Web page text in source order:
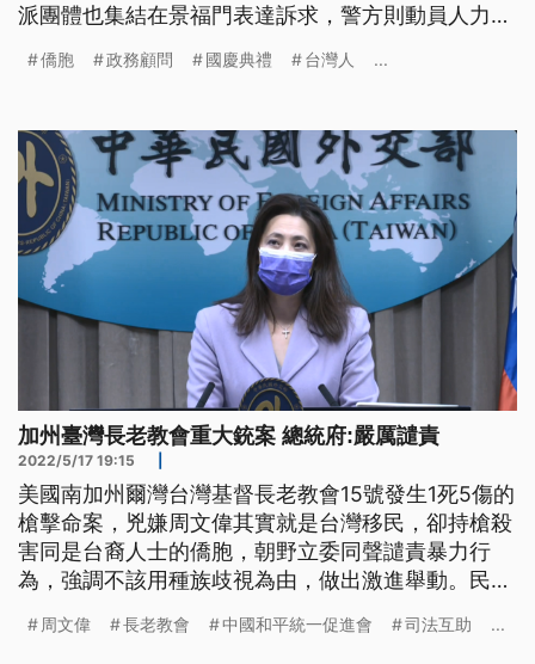
派團體也集結在景福門表達訴求，警方則動員人力維
僑胞 政務顧問 國慶典禮 台灣人 ...
加州臺灣長老教會重大銃案 總統府:嚴厲譴責
2022/5/17 19:15
美國南加州爾灣台灣基督長老教會15號發生1死5傷的
槍擊命案，兇嫌周文偉其實就是台灣移民，卻持槍殺
害同是台裔人士的僑胞，朝野立委同聲譴責暴力行
為，強調不該用種族歧視為由，做出激進舉動。民進
真的不要拿別人的生命開玩笑。」國民黨立委鄭正鈐
周文偉 長老教會 中國和平統一促進會 司法互助 ...